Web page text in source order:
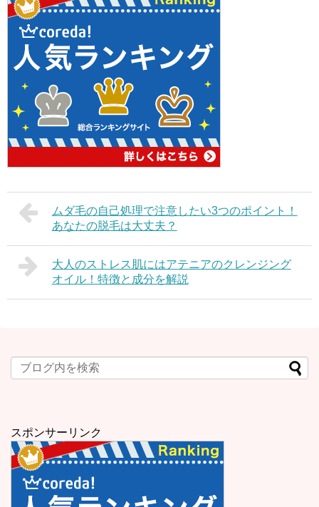
ムダ毛の自己処理で注意したい3つのポイント！
あなたの脱毛は大丈夫？
大人のストレス肌にはアテニアのクレンジング
オイル！特徴と成分を解説
スポンサーリンク